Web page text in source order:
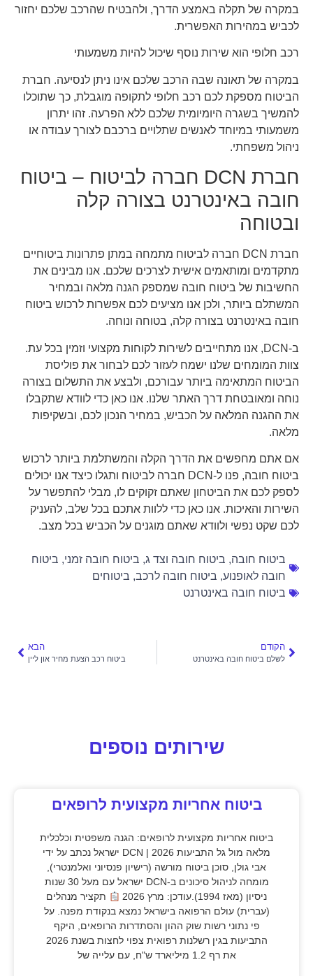
במקרה של תקלה באמצע הדרך, ולהבטיח שהרכב שלכם יחזור
לכביש במהירות האפשרית.
רכב חלופי הוא שירות נוסף שיכול להיות משמעותי
במקרה של תאונה שבה הרכב שלכם אינו ניתן לנסיעה. חברת
הביטוח מספקת לכם רכב חלופי לתקופה מוגבלת, כך שתוכלו
להמשיך בשגרה היומיומית שלכם ללא הפרעה. זהו יתרון
משמעותי במיוחד לאנשים שתלויים ברכבם לצורך עבודה או
ניהול משפחתי.
חברת DCN חברה לביטוח – ביטוח
חובה באינטרנט בצורה קלה
ובטוחה
חברת DCN חברה לביטוח מתמחה במתן פתרונות ביטוחיים
מתקדמים ומותאמים אישית לצרכים שלכם. אנו מבינים את
החשיבות של ביטוח חובה שמספק הגנה מלאה ובמחיר
המשתלם ביותר, ולכן אנו מציעים לכם אפשרות לרכוש ביטוח
חובה באינטרנט בצורה קלה, בטוחה ונוחה.
ב-DCN, אנו מתחייבים לשירות לקוחות מקצועי וזמין בכל עת.
צוות המומחים שלנו ישמח לעזור לכם לבחור את פוליסת
הביטוח המתאימה ביותר עבורכם, ולבצע את התשלום בצורה
נוחה ומאובטחת דרך האתר שלנו. אנו כאן כדי לוודא שתקבלו
את ההגנה המלאה על הכביש, במחיר הנכון לכם, ובשקיפות
מלאה.
אם אתם מחפשים את הדרך הקלה והמשתלמת ביותר לרכוש
ביטוח חובה, פנו ל-DCN חברה לביטוח ותגלו כיצד אנו יכולים
לספק לכם את הביטחון שאתם זקוקים לו, מבלי להתפשר על
השירות והאיכות. אנו כאן כדי ללוות אתכם בכל שלב, להעניק
לכם שקט נפשי ולוודא שאתם מוגנים על הכביש בכל מצב.
ביטוח חובה, ביטוח חובה וצד ג, ביטוח חובה זמני, ביטוח
חובה לאופנוע, ביטוח חובה לרכב, ביטוחים
ביטוח חובה באינטרנט
הקודם
לשלם ביטוח חובה באינטרנט
הבא
ביטוח רכב הצעת מחיר און ליין
שירותים נוספים
ביטוח אחריות מקצועית לרופאים
ביטוח אחריות מקצועית לרופאים: הגנה משפטית וכלכלית
מלאה מול גל התביעות 2026 | DCN ישראל נכתב על ידי
אבי גולן, סוכן ביטוח מורשה (רישיון פנסיוני ואלמנטרי),
מומחה לניהול סיכונים ב-DCN ישראל עם מעל 30 שנות
ניסיון (מאז 1994).עודכן: מרץ 2026
תקציר מנהלים
(עברית) עולם הרפואה בישראל נמצא בנקודת מפנה. על
פי נתוני רשות שוק ההון והסתדרות הרופאים, היקף
התביעות בגין רשלנות רפואית צפוי לחצות בשנת 2026
את רף 1.2 מיליארד ש"ח, עם עלייה של